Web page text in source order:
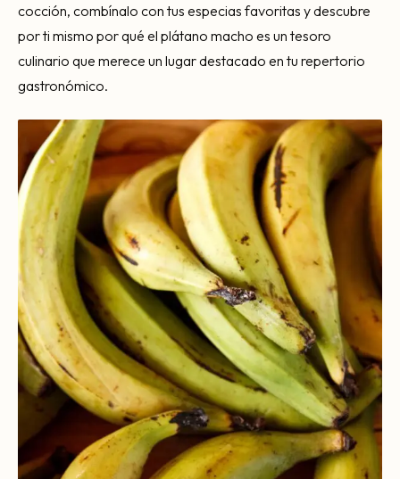
cocción, combínalo con tus especias favoritas y descubre
por ti mismo por qué el plátano macho es un tesoro
culinario que merece un lugar destacado en tu repertorio
gastronómico.